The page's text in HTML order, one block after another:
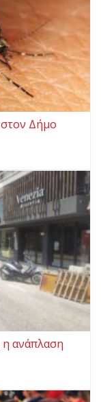
Δήμο
η ανάπλαση